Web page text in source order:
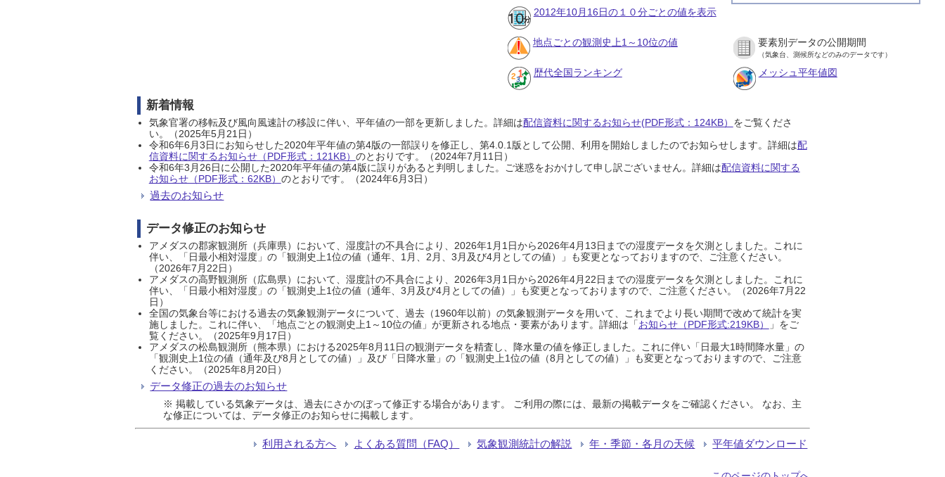
2012年10月16日の１０分ごとの値を表示
地点ごとの観測史上1～10位の値 要素別データの公開期間
（気象台、測候所などのみのデータです）
歴代全国ランキング メッシュ平年値図
新着情報
気象官署の移転及び風向風速計の移設に伴い、平年値の一部を更新しました。詳細は配信資料に関するお知らせ(PDF形式：124KB） をご覧くださ
い。（2025年5月21日）
令和6年6月3日にお知らせした2020年平年値の第4版の一部誤りを修正し、第4.0.1版として公開、利用を開始しましたのでお知らせします。詳細は配
信資料に関するお知らせ（PDF形式：121KB） のとおりです。（2024年7月11日）
令和6年3月26日に公開した2020年平年値の第4版に誤りがあると判明しました。ご迷惑をおかけして申し訳ございません。詳細は配信資料に関する
お知らせ（PDF形式：62KB） のとおりです。（2024年6月3日）
過去のお知らせ
データ修正のお知らせ
アメダスの郡家観測所（兵庫県）において、湿度計の不具合により、2026年1月1日から2026年4月13日までの湿度データを欠測としました。これに
伴い、「日最小相対湿度」の「観測史上1位の値（通年、1月、2月、3月及び4月としての値）」も変更となっておりますので、ご注意ください。
（2026年7月22日）
アメダスの高野観測所（広島県）において、湿度計の不具合により、2026年3月1日から2026年4月22日までの湿度データを欠測としました。これに
伴い、「日最小相対湿度」の「観測史上1位の値（通年、3月及び4月としての値）」も変更となっておりますので、ご注意ください。（2026年7月22
日）
全国の気象台等における過去の気象観測データについて、過去（1960年以前）の気象観測データを用いて、これまでより長い期間で改めて統計を実
施しました。これに伴い、「地点ごとの観測史上1～10位の値」が更新される地点・要素があります。詳細は「お知らせ（PDF形式:219KB）
」をご
覧ください。（2025年9月17日）
アメダスの松島観測所（熊本県）における2025年8月11日の観測データを精査し、降水量の値を修正しました。これに伴い「日最大1時間降水量」の
「観測史上1位の値（通年及び8月としての値）」及び「日降水量」の「観測史上1位の値（8月としての値）」も変更となっておりますので、ご注意
ください。（2025年8月20日）
データ修正の過去のお知らせ
※ 掲載している気象データは、過去にさかのぼって修正する場合があります。 ご利用の際には、最新の掲載データをご確認ください。 なお、主
な修正については、データ修正のお知らせに掲載します。
利用される方へ よくある質問（FAQ） 気象観測統計の解説 年・季節・各月の天候 平年値ダウンロード